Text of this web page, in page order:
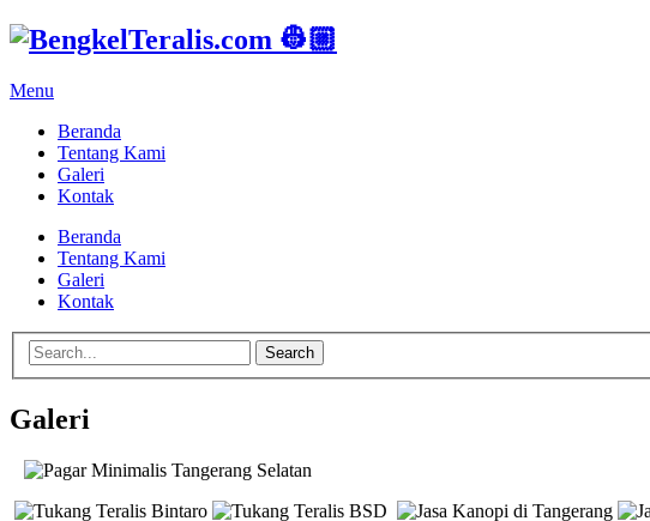
Menu
Beranda
Tentang Kami
Galeri
Kontak
Beranda
Tentang Kami
Galeri
Kontak
Search
Galeri